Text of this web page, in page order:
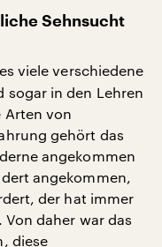
Sehnsucht
viele verschiedene
sogar in den Lehren
Arten von
gehört das
angekommen
angekommen,
der hat immer
daher war das
diese